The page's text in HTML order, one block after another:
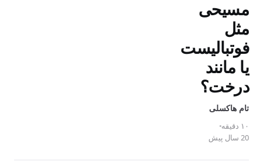
مسیحی
مثل
فوتبالیست
یا مانند
درخت؟
تام‌ هاکسلی
۱۰ دقیقه
20 سال پیش